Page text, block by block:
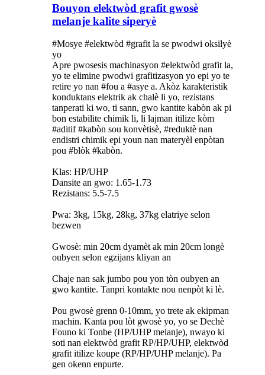
Bouyon elektwòd grafit gwosè
melanje kalite siperyè
#Mosye #elektwòd #grafit la se pwodwi oksilyè
yo
Apre pwosesis machinasyon #elektwòd grafit la,
yo te elimine pwodwi grafitizasyon yo epi yo te
retire yo nan #fou a #asye a. Akòz karakteristik
konduktans elektrik ak chalè li yo, rezistans
tanperati ki wo, ti sann, gwo kantite kabòn ak pi
bon estabilite chimik li, li lajman itilize kòm
#aditif #kabòn sou konvètisè, #reduktè nan
endistri chimik epi youn nan materyèl enpòtan
pou #blòk #kabòn.
Klas: HP/UHP
Dansite an gwo: 1.65-1.73
Rezistans: 5.5-7.5
Pwa: 3kg, 15kg, 28kg, 37kg elatriye selon
bezwen
Gwosè: min 20cm dyamèt ak min 20cm longè
oubyen selon egzijans kliyan an
Chaje nan sak jumbo pou yon tòn oubyen an
gwo kantite. Tanpri kontakte nou nenpòt ki lè.
Pou gwosè grenn 0-10mm, yo trete ak ekipman
machin. Kanta pou lòt gwosè yo, yo se Dechè
Founo ki Tonbe (HP/UHP melanje), nwayo ki
soti nan elektwòd grafit RP/HP/UHP, elektwòd
grafit itilize koupe (RP/HP/UHP melanje). Pa
gen okenn enpurte.